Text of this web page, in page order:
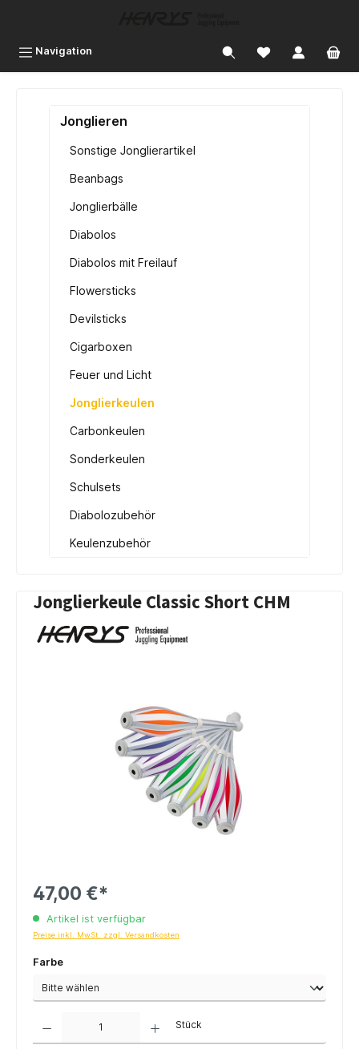
Navigation
Jonglieren
Sonstige Jonglierartikel
Beanbags
Jonglierbälle
Diabolos
Diabolos mit Freilauf
Flowersticks
Devilsticks
Cigarboxen
Feuer und Licht
Jonglierkeulen
Carbonkeulen
Sonderkeulen
Schulsets
Diabolozubehör
Keulenzubehör
Jonglierkeule Classic Short CHM
47,00 €*
Artikel ist verfügbar
Preise inkl. MwSt. zzgl. Versandkosten
Farbe
Stück